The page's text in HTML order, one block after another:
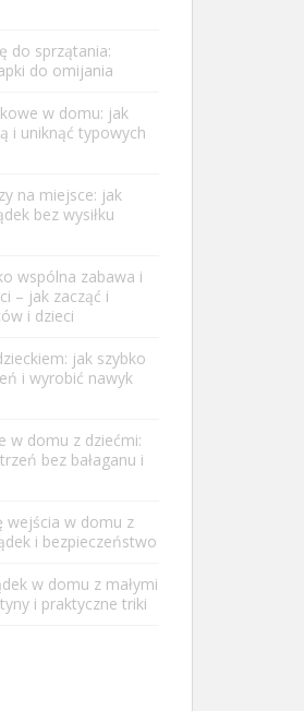
do sprzątania:
do omijania
w domu: jak
i uniknąć typowych
na miejsce: jak
bez wysiłku
wspólna zabawa i
– jak zacząć i
i dzieci
jak szybko
i wyrobić nawyk
w domu z dziećmi:
bez bałaganu i
wejścia w domu z
i bezpieczeństwo
w domu z małymi
i praktyczne triki